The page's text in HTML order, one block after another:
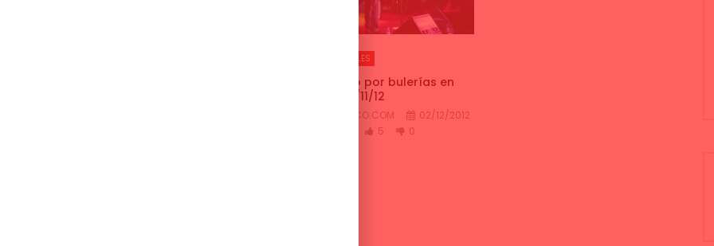
REVISTAS DIGITALES
Javi Cantero por bulerías en
Madrid – 23/11/12
AIREFLAMENCO.COM
02/12/2012
5 0